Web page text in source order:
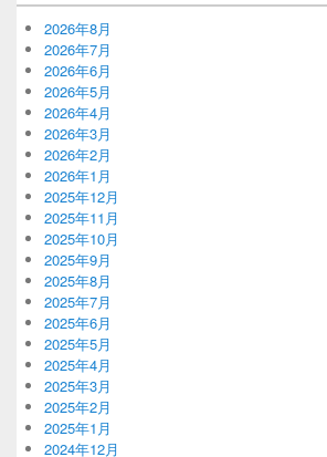
2026年8月
2026年7月
2026年6月
2026年5月
2026年4月
2026年3月
2026年2月
2026年1月
2025年12月
2025年11月
2025年10月
2025年9月
2025年8月
2025年7月
2025年6月
2025年5月
2025年4月
2025年3月
2025年2月
2025年1月
2024年12月